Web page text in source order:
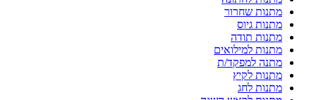
מתנות שחרור
מתנות גיוס
מתנות תודה
מתנות למילואים
מתנה למפקד/ת
מתנות לקיץ
מתנות לחג